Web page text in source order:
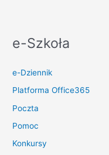
e-Szkoła
e-Dziennik
Platforma Office365
Poczta
Pomoc
Konkursy